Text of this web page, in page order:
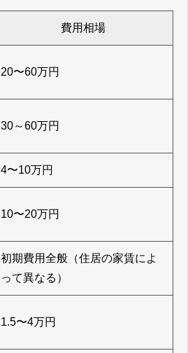
費用相場
20〜60万円
30～60万円
4〜10万円
10〜20万円
初期費用全般（住居の家賃によ
って異なる）
1.5〜4万円